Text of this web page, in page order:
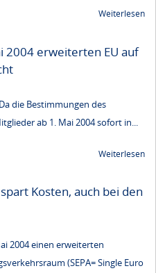
Weiterlesen
2004 erweiterten EU auf
die Bestimmungen des
ab 1. Mai 2004 sofort in...
Weiterlesen
Kosten, auch bei den
2004 einen erweiterten
(SEPA= Single Euro